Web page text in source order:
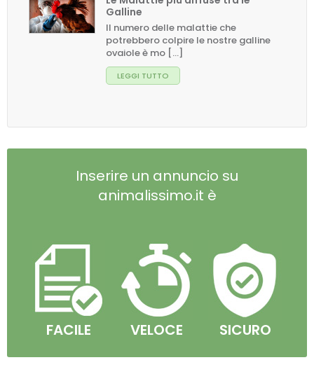
Galline
Il numero delle malattie che
potrebbero colpire le nostre galline
ovaiole è mo [...]
LEGGI TUTTO
Inserire un annuncio su
animalissimo.it è
FACILE VELOCE SICURO